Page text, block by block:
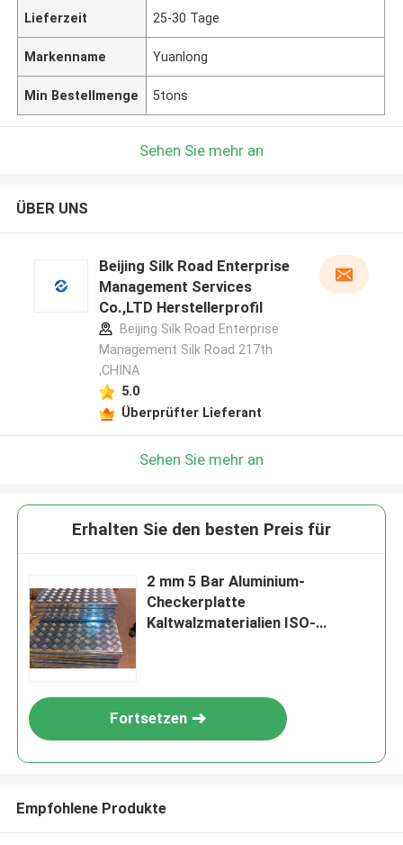
Lieferzeit 25-30 Tage
Markenname Yuanlong
Min Bestellmenge 5tons
Sehen Sie mehr an
ÜBER UNS
Beijing Silk Road Enterprise
Management Services
Co.,LTD Herstellerprofil
Beijing Silk Road Enterprise
Management Silk Road 217th
,CHINA
5.0
Überprüfter Lieferant
Sehen Sie mehr an
Erhalten Sie den besten Preis für
2 mm 5 Bar Aluminium-
Checkerplatte
Kaltwalzmaterialien ISO-
Fortsetzen
Empfohlene Produkte